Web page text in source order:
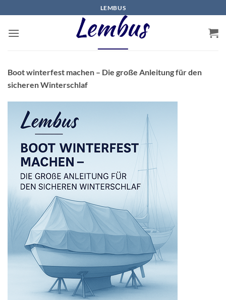
Inhalt
springen
LEMBUS
Boot winterfest machen – Die große Anleitung für den
sicheren Winterschlaf